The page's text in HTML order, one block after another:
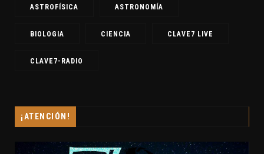
ASTROFÍSICA ASTRONOMÍA
BIOLOGIA CIENCIA CLAVE7 LIVE
CLAVE7-RADIO
¡ATENCIÓN!